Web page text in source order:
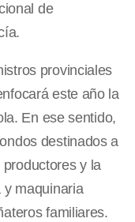
de
provinciales
este año la
En ese sentido,
destinados a
y la
y maquinaria
familiares.